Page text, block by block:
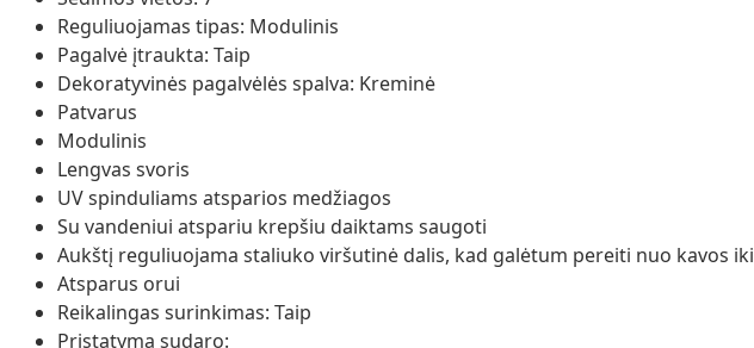
Reguliuojamas tipas: Modulinis
Pagalvė įtraukta: Taip
Dekoratyvinės pagalvėlės spalva: Kreminė
Patvarus
Modulinis
Lengvas svoris
UV spinduliams atsparios medžiagos
Su vandeniui atspariu krepšiu daiktams saugoti
Aukštį reguliuojama staliuko viršutinė dalis, kad galėtum pereiti nuo kavos
Atsparus orui
Reikalingas surinkimas: Taip
Pristatymą sudaro: